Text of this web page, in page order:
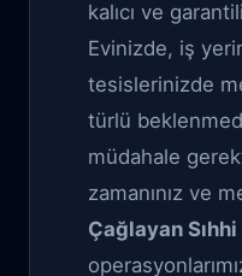
kalıcı ve
Evinizde, iş
tesislerinizde
türlü
müdahale
zamanınız ve
Çağlayan